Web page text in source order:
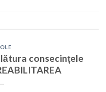
consecințele